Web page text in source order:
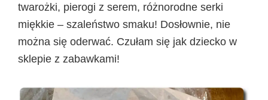
twarożki, pierogi z serem, różnorodne serki
miękkie – szaleństwo smaku! Dosłownie, nie
można się oderwać. Czułam się jak dziecko w
sklepie z zabawkami!